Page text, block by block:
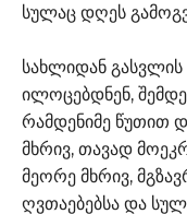
სულაც დღეს
სახლიდან
ილოცებდნენ,
რამდენიმე წუთით
მხრივ, თავად
მეორე მხრივ,
ღვთაებებსა და